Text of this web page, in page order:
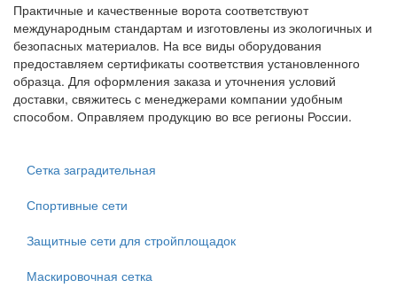
Практичные и качественные ворота соответствуют
международным стандартам и изготовлены из экологичных и
безопасных материалов. На все виды оборудования
предоставляем сертификаты соответствия установленного
образца. Для оформления заказа и уточнения условий
доставки, свяжитесь с менеджерами компании удобным
способом. Оправляем продукцию во все регионы России.
Сетка заградительная
Спортивные сети
Защитные сети для стройплощадок
Маскировочная сетка